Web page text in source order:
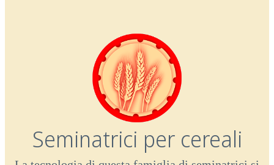
Seminatrici per cereali